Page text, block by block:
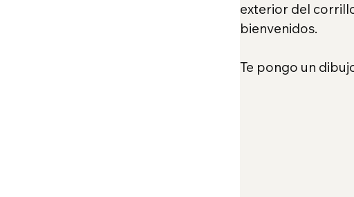
exterior del
bienvenidos.
Te pongo un